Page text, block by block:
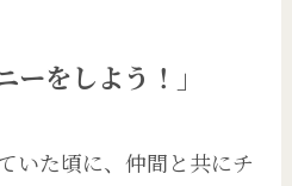
ーをしよう！」
いた頃に、仲間と共にチ